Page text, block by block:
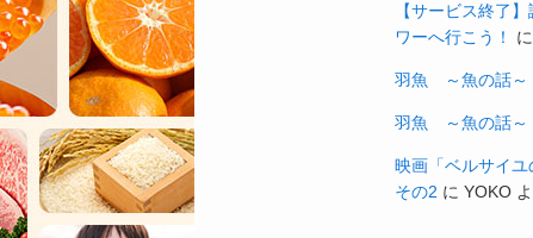
【サービス終了
ワーへ行こう！
に
羽魚 ～魚の話～
羽魚 ～魚の話～
映画「ベルサイユ
その2 に YOKO